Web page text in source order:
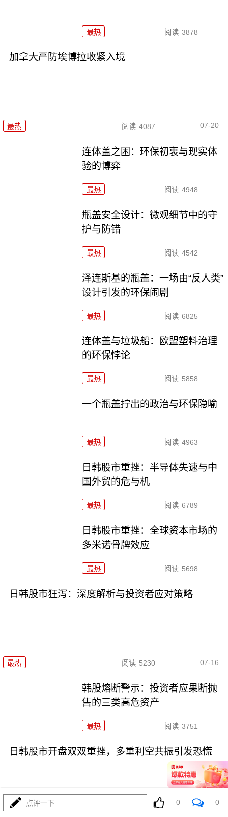
最热 阅读 3878
加拿大严防埃博拉收紧入境
最热 阅读 4087 07-20
连体盖之困：环保初衷与现实体
验的博弈
最热 阅读 4948
瓶盖安全设计：微观细节中的守
护与防错
最热 阅读 4542
泽连斯基的瓶盖：一场由“反人类”
设计引发的环保闹剧
最热 阅读 6825
连体盖与垃圾船：欧盟塑料治理
的环保悖论
最热 阅读 5858
一个瓶盖拧出的政治与环保隐喻
最热 阅读 4963
日韩股市重挫：半导体失速与中
国外贸的危与机
最热 阅读 6789
日韩股市重挫：全球资本市场的
多米诺骨牌效应
最热 阅读 5698
日韩股市狂泻：深度解析与投资者应对策略
最热 阅读 5230 07-16
韩股熔断警示：投资者应果断抛
售的三类高危资产
最热 阅读 3751
日韩股市开盘双双重挫，多重利空共振引发恐慌
点评一下 0 0